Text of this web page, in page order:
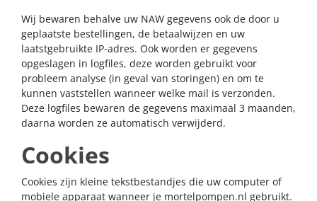
Wij bewaren behalve uw NAW gegevens ook de door u
geplaatste bestellingen, de betaalwijzen en uw
laatstgebruikte IP-adres. Ook worden er gegevens
opgeslagen in logfiles, deze worden gebruikt voor
probleem analyse (in geval van storingen) en om te
kunnen vaststellen wanneer welke mail is verzonden.
Deze logfiles bewaren de gegevens maximaal 3 maanden,
daarna worden ze automatisch verwijderd.
Cookies
Cookies zijn kleine tekstbestandjes die uw computer of
mobiele apparaat wanneer je mortelpompen.nl gebruikt.